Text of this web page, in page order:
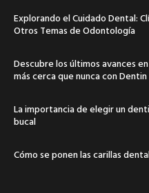
Explorando el Cuidado Dental:
Otros Temas de Odontología
Descubre los últimos avances
más cerca que nunca con Dentin
La importancia de elegir un
bucal
Cómo se ponen las carillas